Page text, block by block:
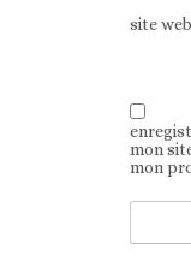
site web
mon
mon